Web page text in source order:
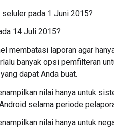
pada 1 Juni 2015?
14 Juli 2015?
membatasi laporan agar
banyak opsi pemfilteran
dapat Anda buat.
nilai hanya untuk
selama periode
nilai hanya untuk